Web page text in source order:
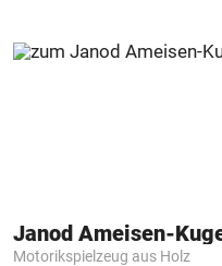
Janod Ameisen-
Motorikspielzeug aus Holz